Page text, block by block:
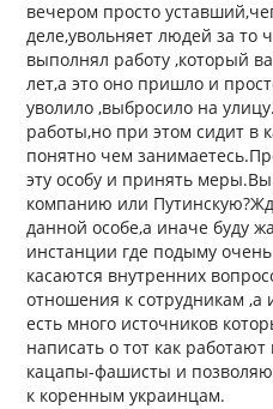
вечером просто
деле,увольняет людей за то
выполнял работу ,который
лет,а это оно пришло и
уволило ,выбросило на
работы,но при этом сидит в
понятно чем
эту особу и принять
компанию или
данной особе,а иначе буду
инстанции где подыму
касаются внутренних
отношения к сотрудникам ,а
есть много источников
написать о тот как
кацапы-фашисты и
к коренным украинцам.